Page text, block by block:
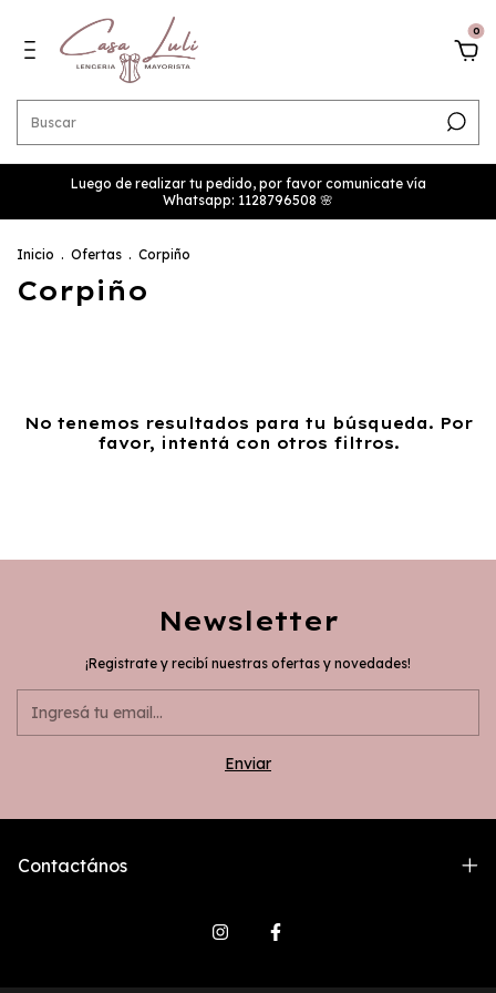
0
Luego de realizar tu pedido, por favor comunicate vía
Whatsapp: 1128796508 🌸
Inicio . Ofertas . Corpiño
Corpiño
No tenemos resultados para tu búsqueda. Por
favor, intentá con otros filtros.
Newsletter
¡Registrate y recibí nuestras ofertas y novedades!
Contactános